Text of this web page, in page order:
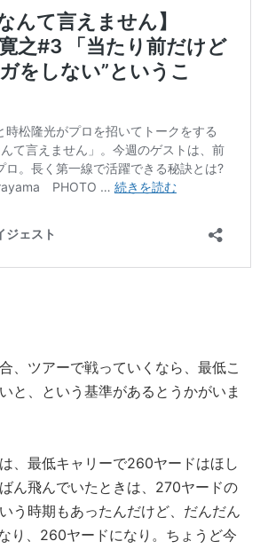
ツアーで戦っていくなら、最低こ
と、という基準があるとうかがいま
、最低キャリーで260ヤードはほし
ん飛んでいたときは、270ヤードの
う時期もあったんだけど、だんだん
り、260ヤードになり。ちょうど今